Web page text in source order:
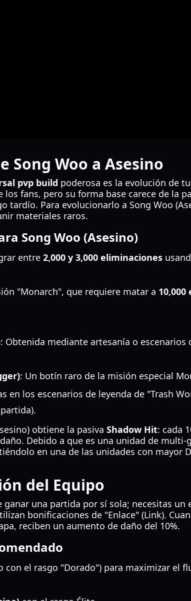
Song Woo a Asesino
pvp build poderosa es la evolución de
fans, pero su forma base carece de la
tardío. Para evolucionarlo a Song Woo
materiales raros.
Song Woo (Asesino)
entre 2,000 y 3,000 eliminaciones
"Monarch", que requiere matar a 10,000
: Obtenida mediante artesanía o escenarios
: Un botín raro de la misión especial
en los escenarios de leyenda de "Trash
obtiene la pasiva Shadow Hit: cada
Debido a que es una unidad de multi-
en una de las unidades con mayor
del Equipo
una partida por sí sola; necesitas un
bonificaciones de "Enlace" (Link).
reciben un aumento de daño del 10%.
con el rasgo "Dorado") para maximizar el